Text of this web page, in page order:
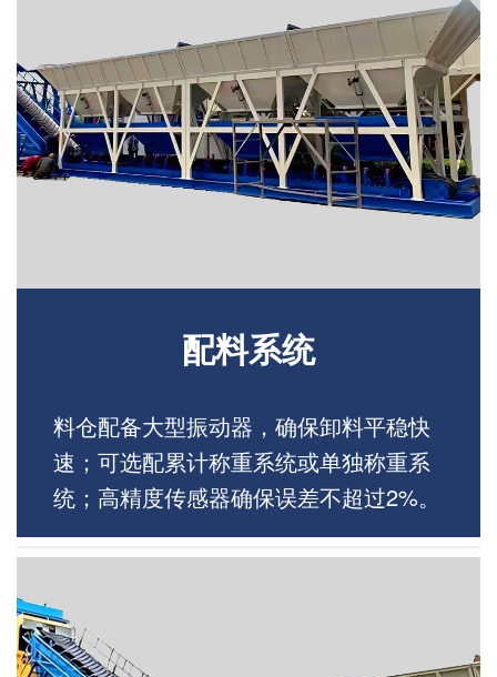
配料系统
料仓配备大型振动器，确保卸料平稳快
速；可选配累计称重系统或单独称重系
统；高精度传感器确保误差不超过2%。